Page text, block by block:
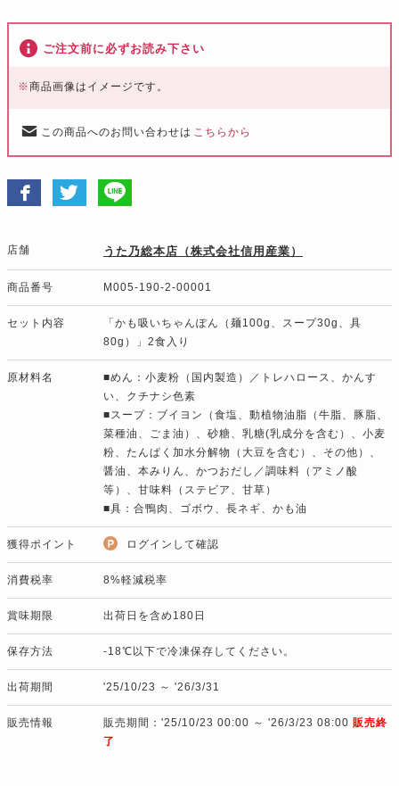
ご注文前に必ずお読み下さい
※商品画像はイメージです。
この商品へのお問い合わせは こちらから
店舗 うた乃総本店（株式会社信用産業）
商品番号 M005-190-2-00001
セット内容
「かも吸いちゃんぽん（麺100g、スープ30g、具
80g）」2食入り
原材料名
■めん：小麦粉（国内製造）／トレハロース、かんす
い、クチナシ色素
■スープ：ブイヨン（食塩、動植物油脂（牛脂、豚脂、
菜種油、ごま油）、砂糖、乳糖(乳成分を含む）、小麦
粉、たんぱく加水分解物（大豆を含む）、その他）、
醤油、本みりん、かつおだし／調味料（アミノ酸
等）、甘味料（ステビア、甘草）
■具：合鴨肉、ゴボウ、長ネギ、かも油
獲得ポイント ログインして確認
消費税率 8%軽減税率
賞味期限 出荷日を含め180日
保存方法 -18℃以下で冷凍保存してください。
出荷期間 '25/10/23 ～ '26/3/31
販売情報 販売期間：'25/10/23 00:00 ～ '26/3/23 08:00 販売終
了